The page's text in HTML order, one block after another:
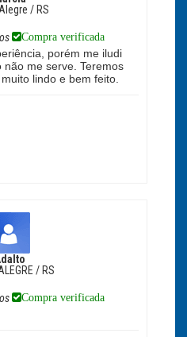
/ RS
Compra verificada
porém me iludi
me serve. Teremos
lindo e bem feito.
/ RS
Compra verificada